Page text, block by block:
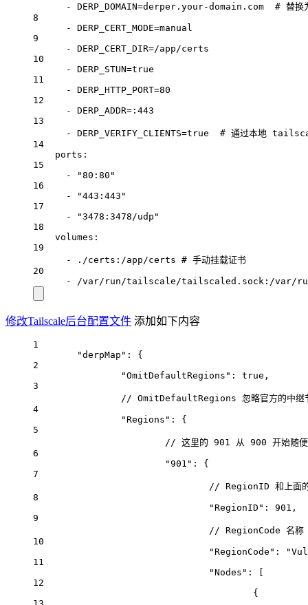
- DERP_DOMAIN=derper.your-domain.com  # 替换
8
- DERP_CERT_MODE=manual
9
- DERP_CERT_DIR=/app/certs
10
- DERP_STUN=true
11
- DERP_HTTP_PORT=80
12
- DERP_ADDR=:443
13
- DERP_VERIFY_CLIENTS=true  # 通过本地
14
ports:
15
- "80:80"
16
- "443:443"
17
- "3478:3478/udp"
18
volumes:
19
- ./certs:/app/certs # 手动挂载证书
20
- /var/run/tailscale/tailscaled.sock:/var/
修改Tailscale后台配置文件 添加如下内容
1
"derpMap": {
2
"OmitDefaultRegions": true,
3
// OmitDefaultRegions 忽略官方的中继
4
"Regions": {
5
// 这里的 901 从 900 开始随便
6
"901": {
7
// RegionID 和上面
8
"RegionID": 901,
9
// RegionCode 名称
10
"RegionCode":
11
"Nodes": [
12
{